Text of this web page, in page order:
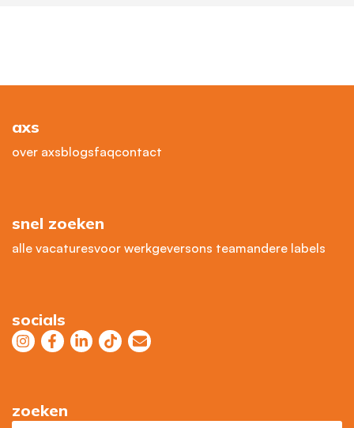
axs
over axsblogsfaqcontact
snel zoeken
alle vacaturesvoor werkgeversons teamandere labels
socials
zoeken